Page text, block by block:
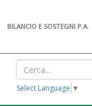
BILANCIO E SOSTEGNI P.A.
Select Language ▼